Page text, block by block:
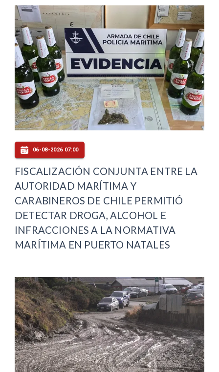
06-08-2026 07:00
FISCALIZACIÓN CONJUNTA ENTRE LA
AUTORIDAD MARÍTIMA Y
CARABINEROS DE CHILE PERMITIÓ
DETECTAR DROGA, ALCOHOL E
INFRACCIONES A LA NORMATIVA
MARÍTIMA EN PUERTO NATALES